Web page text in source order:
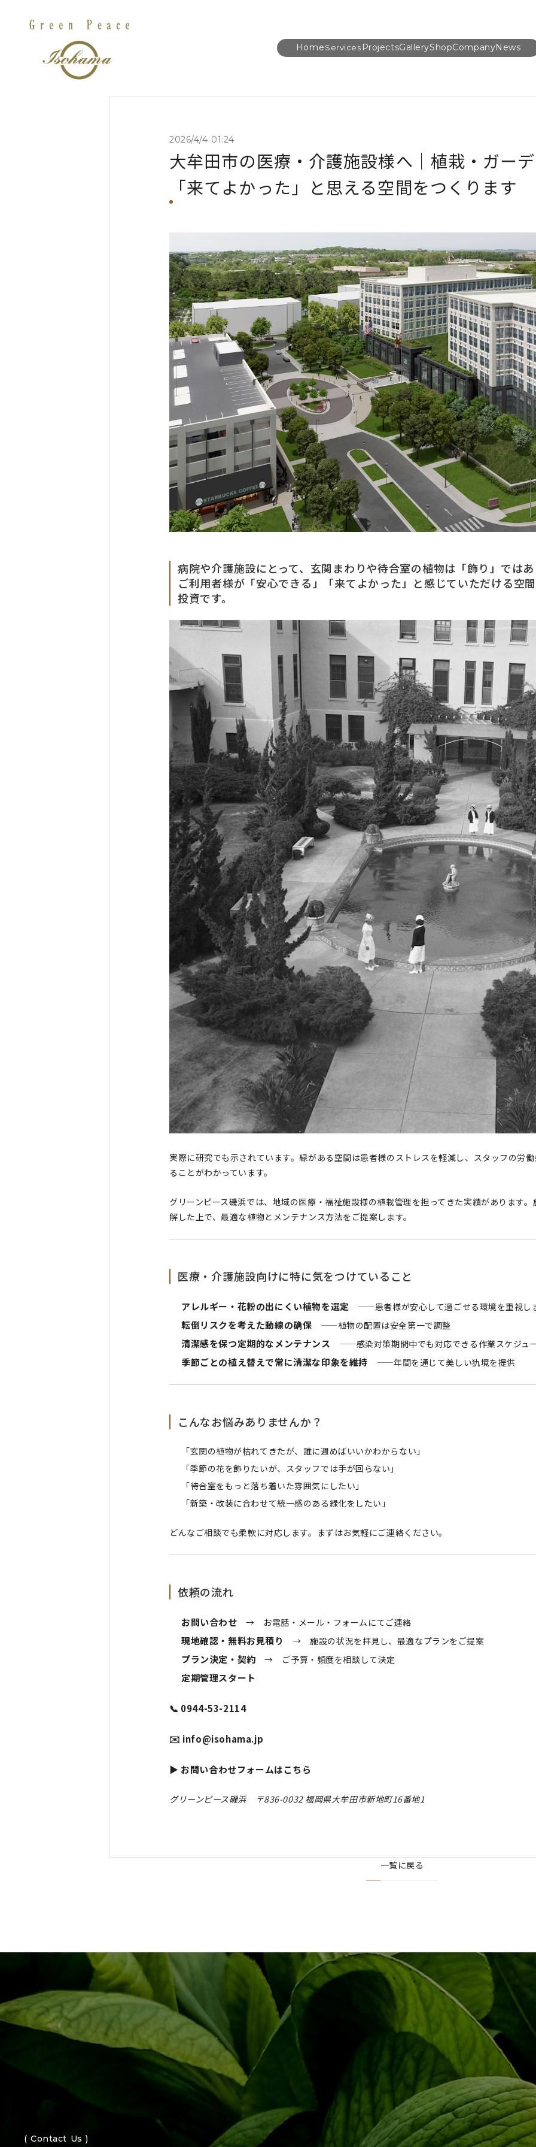
HomeServices ProjectsGalleryShopCompanyNews
2026/4/4 01:24
大牟田市の医療・介護施設様へ｜植栽・ガー
「来てよかった」と思える空間をつくります
病院や介護施設にとって、玄関まわりや待合室の植物は「飾り」ではあ
ご利用者様が「安心できる」「来てよかった」と感じていただける空
投資です。
実際に研究でも示されています。緑がある空間は患者様のストレスを軽減し、スタッフの労
ることがわかっています。
グリーンピース磯浜では、地域の医療・福祉施設様の植栽管理を担ってきた実績があります
解した上で、最適な植物とメンテナンス方法をご提案します。
医療・介護施設向けに特に気をつけていること
アレルギー・花粉の出にくい植物を選定 ——患者様が安心して過ごせる環境を重視し
転倒リスクを考えた動線の确保 ——植物の配置は安全第一で調整
清潔感を保つ定期的なメンテナンス ——感染対策期間中でも対応できる作業スケジュ
季節ごとの植え替えで常に清潔な印象を維持 ——年間を通じて美しい犰境を提供
こんなお悩みありませんか？
「玄関の植物が枯れてきたが、誰に週めばいいかわからない」
「季節の花を飾りたいが、スタッフでは手が回らない」
「待合室をもっと落ち着いた雰囲気にしたい」
「新築・改装に合わせて統一感のある緑化をしたい」
どんなご相談でも柔軟に対応します。まずはお気軽にご連絡ください。
依頼の流れ
お問い合わせ → お電話・メール・フォームにてご連絡
現地確認・無料お見積り → 施設の状況を拝見し、最適なプランをご提案
プラン決定・契約 → ご予算・頻度を相談して決定
定期管理スタート
📞 0944-53-2114
✉️ info@isohama.jp
▶ お問い合わせフォームはこちら
グリーンピース磯浜 〒836-0032 福岡県大牟田市新地町16番地1
一覧に戻る
( Contact Us )